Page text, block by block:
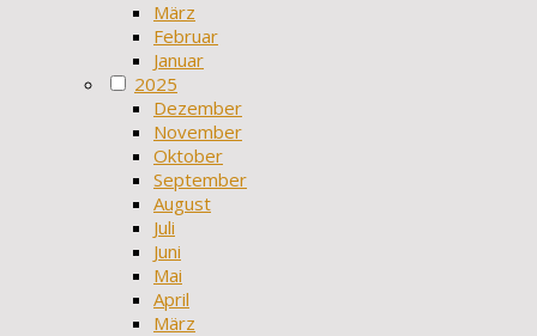
März
Februar
Januar
2025
Dezember
November
Oktober
September
August
Juli
Juni
Mai
April
März